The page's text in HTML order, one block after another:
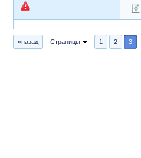
«назад Страницы 1 2 3